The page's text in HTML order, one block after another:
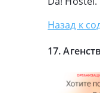
Назад к
17.